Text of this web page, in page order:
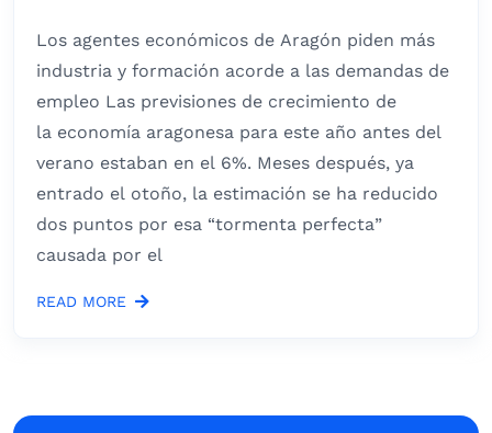
Los agentes económicos de Aragón piden más
industria y formación acorde a las demandas de
empleo Las previsiones de crecimiento de
la economía aragonesa para este año antes del
verano estaban en el 6%. Meses después, ya
entrado el otoño, la estimación se ha reducido
dos puntos por esa “tormenta perfecta”
causada por el
READ MORE